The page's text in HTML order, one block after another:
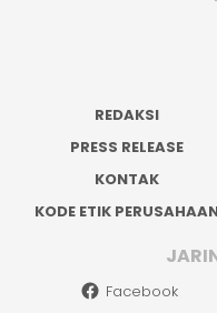
REDAKSI
PRESS RELEASE
KONTAK
KODE ETIK
Facebook